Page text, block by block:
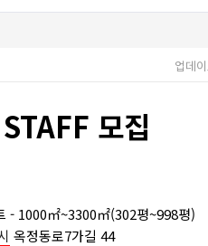
업데
모집
- 1000㎡~3300㎡(302평~998평)
옥정동로7가길 44